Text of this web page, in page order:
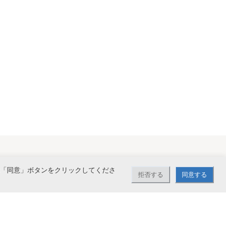
同意」ボタンをクリックしてくださ
拒否する 同意する